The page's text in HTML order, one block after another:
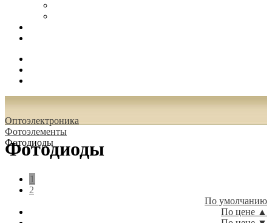
Oптоэлектроника
Фотоэлементы
Фотодиоды
Фотодиоды
1
2
По умолчанию
По цене ▲